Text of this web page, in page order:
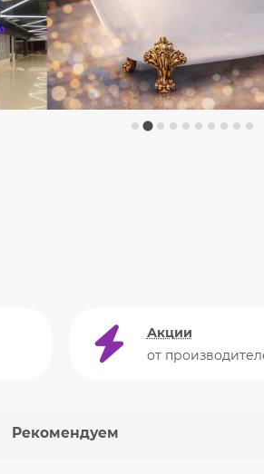
Акции
от
Рекомендуем